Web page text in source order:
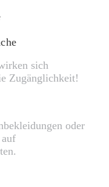
sich
Zugänglichkeit!
oder